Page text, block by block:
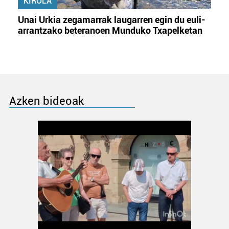
erabiltzeko baimen esplizitua ematen diguzu.Gehiago
irakurri
Unai Urkia zegamarrak laugarren egin du euli-
arrantzako beteranoen Munduko Txapelketan
Azken bideoak